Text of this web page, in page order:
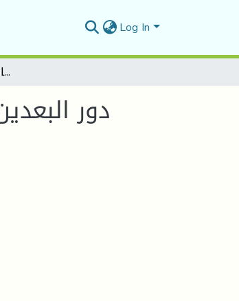
Log In
دور البعدين الداخلي والخارجي على عملية التنمية الاقتصادية في كوريا الجنوبية
دور